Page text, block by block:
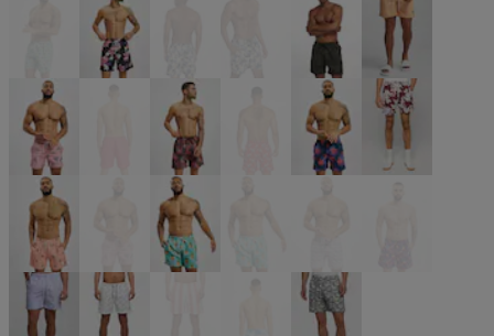
bunt bunt olive orange
pink
rosa rosa türkis violet